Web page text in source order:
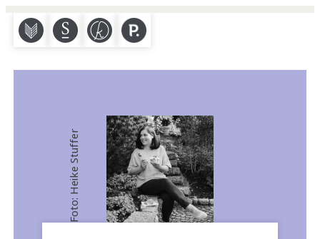
M S K P
Foto: Heike Stuffer